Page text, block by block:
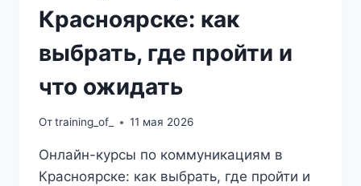
Красноярске: как
выбрать, где пройти и
что ожидать
Отtraining_of_ 11 мая 2026
Онлайн-курсы по коммуникациям в
Красноярске: как выбрать, где пройти и